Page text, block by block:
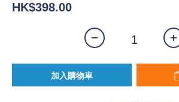
HK$398.00
加入購物車